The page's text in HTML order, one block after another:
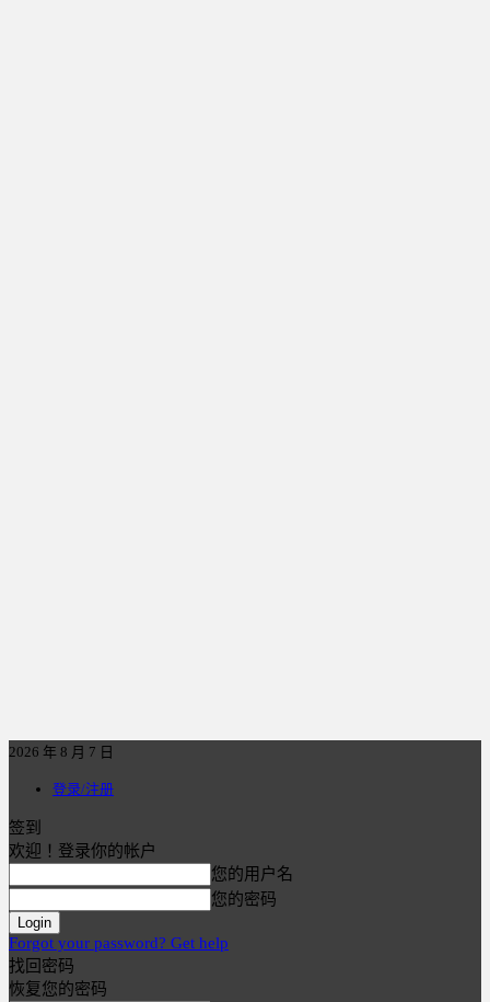
2026 年 8 月 7 日
登录/注册
签到
欢迎！登录你的帐户
您的用户名
您的密码
Forgot your password? Get help
找回密码
恢复您的密码